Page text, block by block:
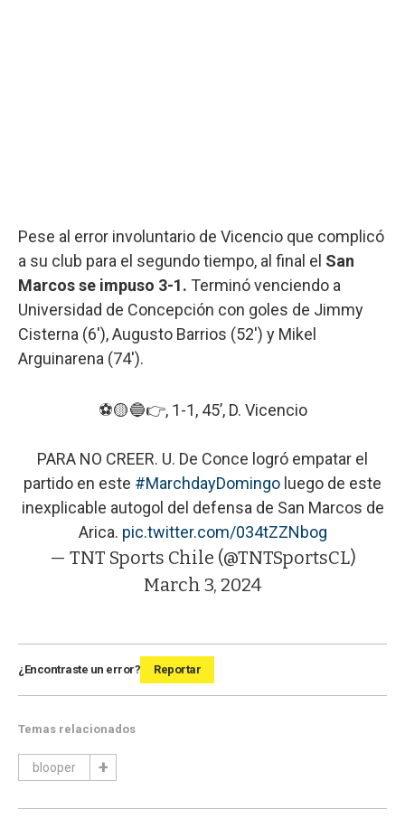
Pese al error involuntario de Vicencio que complicó
a su club para el segundo tiempo, al final el San
Marcos se impuso 3-1. Terminó venciendo a
Universidad de Concepción con goles de Jimmy
Cisterna (6′), Augusto Barrios (52′) y Mikel
Arguinarena (74′).
⚽️🟡🔵👉, 1-1, 45’, D. Vicencio
PARA NO CREER. U. De Conce logró empatar el
partido en este #MarchdayDomingo luego de este
inexplicable autogol del defensa de San Marcos de
Arica. pic.twitter.com/034tZZNbog
— TNT Sports Chile (@TNTSportsCL)
March 3, 2024
¿Encontraste un error? Reportar
Temas relacionados
blooper